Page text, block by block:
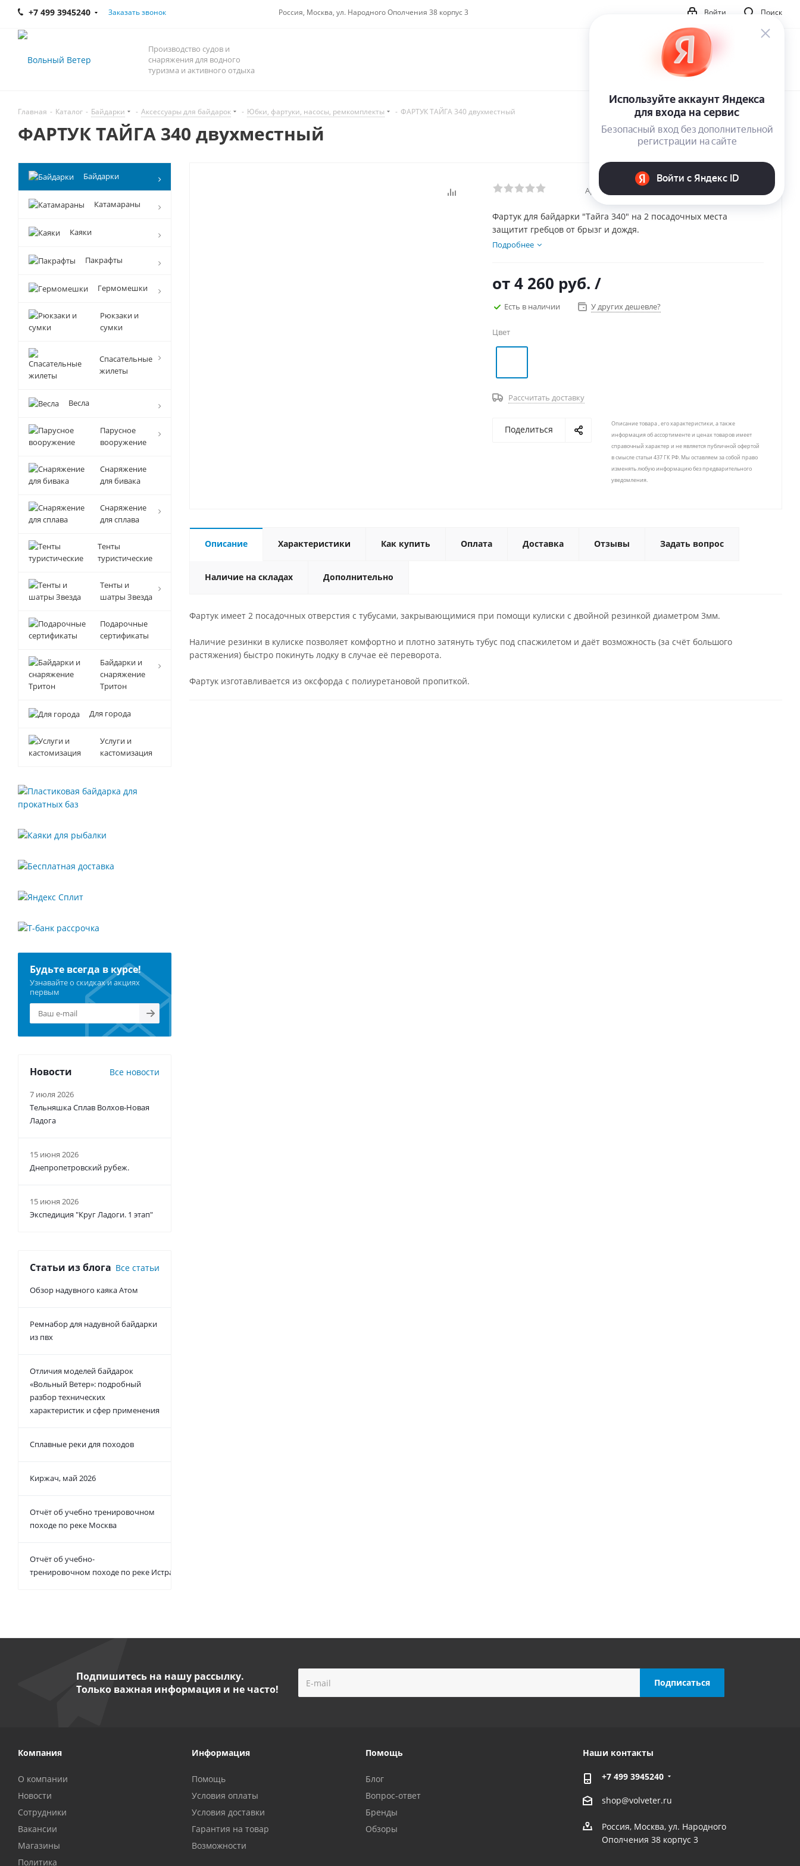
+7 499 3945240 Заказать звонок Россия, Москва, ул. Народного Ополчения 38 корпус 3 Поиск
Войти
Производство судов и
снаряжения для водного
туризма и активного отдыха
Главная - Каталог - Байдарки - Аксессуары для байдарок - Юбки, фартуки, насосы, ремкомплекты - ФАРТУК ТАЙГА 340 двухместный
ФАРТУК ТАЙГА 340 двухместный
Артикул:
Фартук для байдарки "Тайга 340" на 2 посадочных места
защитит гребцов от брызг и дождя.
Подробнее
от4 260 руб. /
Есть в наличии У других дешевле?
Цвет
Рассчитать доставку
Поделиться
Описание товара , его характеристики, а также
информация об ассортименте и ценах товаров имеет
справочный характер и не является публичной офертой
в смысле статьи 437 ГК РФ. Мы оставляем за собой право
изменять любую информацию без предварительного
уведомления.
Описание Характеристики Как купить Оплата Доставка Отзывы Задать вопрос
Наличие на складах Дополнительно
Фартук имеет 2 посадочных отверстия с тубусами, закрывающимися при помощи кулиски с двойной резинкой диаметром 3мм.
Наличие резинки в кулиске позволяет комфортно и плотно затянуть тубус под спасжилетом и даёт возможность (за счёт большого
растяжения) быстро покинуть лодку в случае её переворота.
Фартук изготавливается из оксфорда с полиуретановой пропиткой.
Байдарки
Катамараны
Каяки
Пакрафты
Гермомешки
Рюкзаки и
сумки
Спасательные
жилеты
Весла
Парусное
вооружение
Снаряжение
для бивака
Снаряжение
для сплава
Тенты
туристические
Тенты и
шатры Звезда
Подарочные
сертификаты
Байдарки и
снаряжение
Тритон
Для города
Услуги и
кастомизация
Будьте всегда в курсе!
Узнавайте о скидках и акциях
первым
Новости Все новости
7 июля 2026
Тельняшка Сплав Волхов-Новая
Ладога
15 июня 2026
Днепропетровский рубеж.
15 июня 2026
Экспедиция "Круг Ладоги. 1 этап"
Статьи из блога Все статьи
Обзор надувного каяка Атом
Ремнабор для надувной байдарки
из пвх
Отличия моделей байдарок
«Вольный Ветер»: подробный
разбор технических
характеристик и сфер применения
Сплавные реки для походов
Киржач, май 2026
Отчёт об учебно тренировочном
походе по реке Москва
Отчёт об учебно-
тренировочном походе по реке Истра
Подпишитесь на нашу рассылку.
Только важная информация и не часто!
Компания
О компании
Новости
Сотрудники
Вакансии
Магазины
Политика
Информация
Помощь
Условия оплаты
Условия доставки
Гарантия на товар
Возможности
Помощь
Блог
Вопрос-ответ
Бренды
Обзоры
Наши контакты
+7 499 3945240
shop@volveter.ru
Россия, Москва, ул. Народного
Ополчения 38 корпус 3